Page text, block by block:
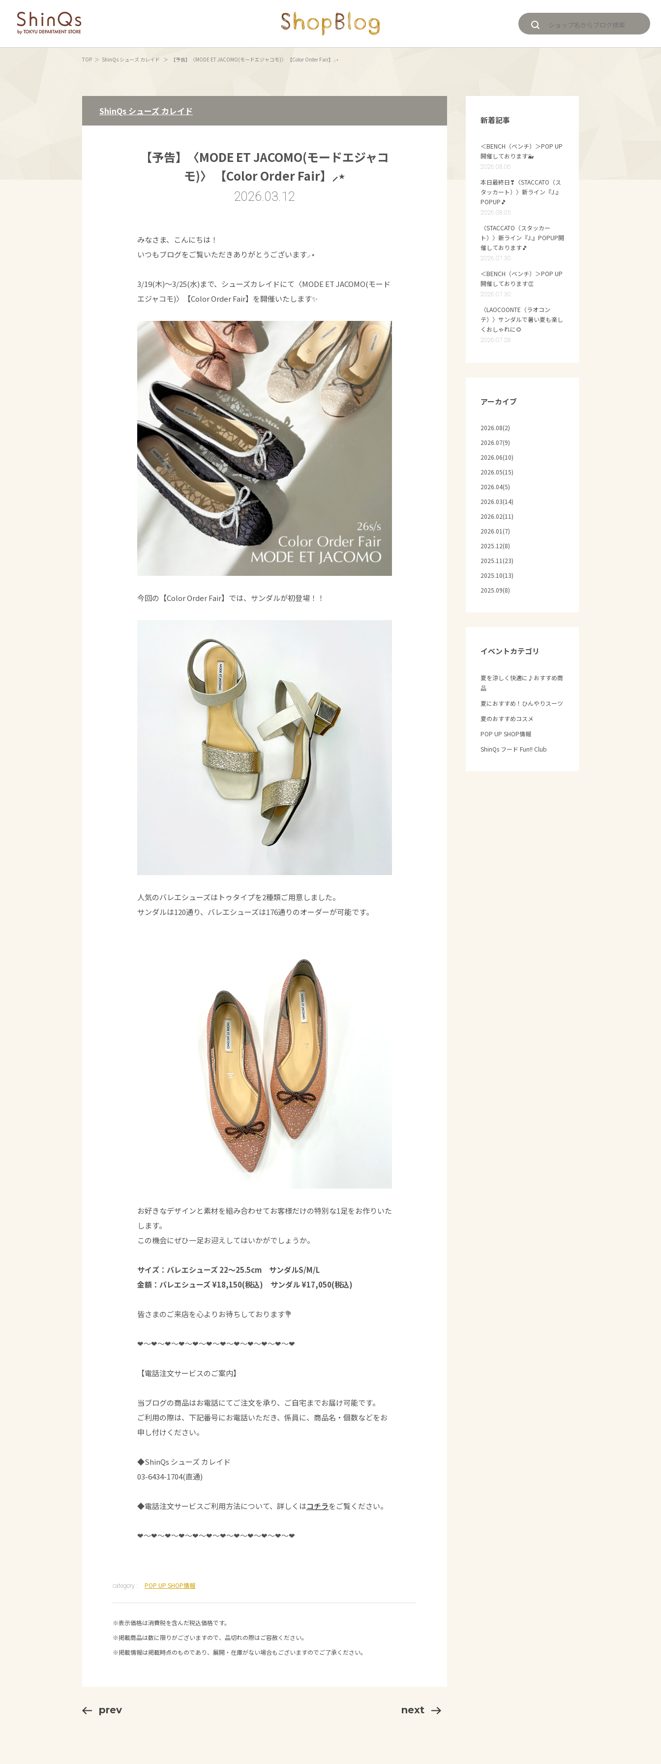
TOP ShinQs シューズ カレイド 【予告】〈MODE ET JACOMO(モードエジャコモ)〉 【Color Order Fair】⸝⋆
ShinQs シューズ カレイド
【予告】〈MODE ET JACOMO(モードエジャコ
モ)〉 【Color Order Fair】⸝⋆
2026.03.12
みなさま、こんにちは！
いつもブログをご覧いただきありがとうございます⸝⋆
3/19(木)～3/25(水)まで、シューズカレイドにて〈MODE ET JACOMO(モード
エジャコモ)〉【Color Order Fair】を開催いたします✨
今回の【Color Order Fair】では、サンダルが初登場！！
人気のバレエシューズはトゥタイプを2種類ご用意しました。
サンダルは120通り、バレエシューズは176通りのオーダーが可能です。
お好きなデザインと素材を組み合わせてお客様だけの特別な1足をお作りいた
します。
この機会にぜひ一足お迎えしてはいかがでしょうか。
サイズ：バレエシューズ 22～25.5cm サンダルS/M/L
金額：バレエシューズ ¥18,150(税込) サンダル ¥17,050(税込)
皆さまのご来店を心よりお待ちしております💐
❤︎〜❤︎〜❤︎〜❤︎〜❤︎〜❤︎〜❤︎〜❤︎〜❤︎〜❤︎〜❤︎〜❤︎
【電話注文サービスのご案内】
当ブログの商品はお電話にてご注文を承り、ご自宅までお届け可能です。
ご利用の際は、下記番号にお電話いただき、係員に、商品名・個数などをお
申し付けください。
◆ShinQs シューズ カレイド
03-6434-1704(直通)
◆電話注文サービスご利用方法について、詳しくはコチラをご覧ください。
❤︎〜❤︎〜❤︎〜❤︎〜❤︎〜❤︎〜❤︎〜❤︎〜❤︎〜❤︎〜❤︎〜❤︎
category : POP UP SHOP情報
※表示価格は消費税を含んだ税込価格です。
※掲載商品は数に限りがございますので、品切れの際はご容赦ください。
※掲載情報は掲載時点のものであり、展開・在庫がない場合もございますのでご了承ください。
prev next
新着記事
＜BENCH（ベンチ）＞POP UP
開催しております🐳
2026.08.06
本日最終日❣〈STACCATO（ス
タッカート）〉新ライン『J.』
POPUP🎵
2026.08.05
〈STACCATO（スタッカー
ト）〉新ライン『J.』POPUP開
催しております🎵
2026.07.30
＜BENCH（ベンチ）＞POP UP
開催しております👏
2026.07.30
〈LAOCOONTE（ラオコン
テ）〉サンダルで暑い夏も楽し
くおしゃれに🌻
2026.07.28
アーカイブ
2026.08(2)
2026.07(9)
2026.06(10)
2026.05(15)
2026.04(5)
2026.03(14)
2026.02(11)
2026.01(7)
2025.12(8)
2025.11(23)
2025.10(13)
2025.09(8)
イベントカテゴリ
夏を涼しく快適に♪おすすめ商
品
夏におすすめ！ひんやりスーツ
夏のおすすめコスメ
POP UP SHOP情報
ShinQs フード Fun!! Club